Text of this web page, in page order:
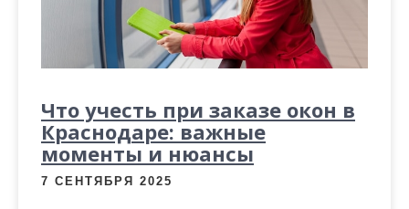
Что учесть при заказе окон в
Краснодаре: важные
моменты и нюансы
7 СЕНТЯБРЯ 2025